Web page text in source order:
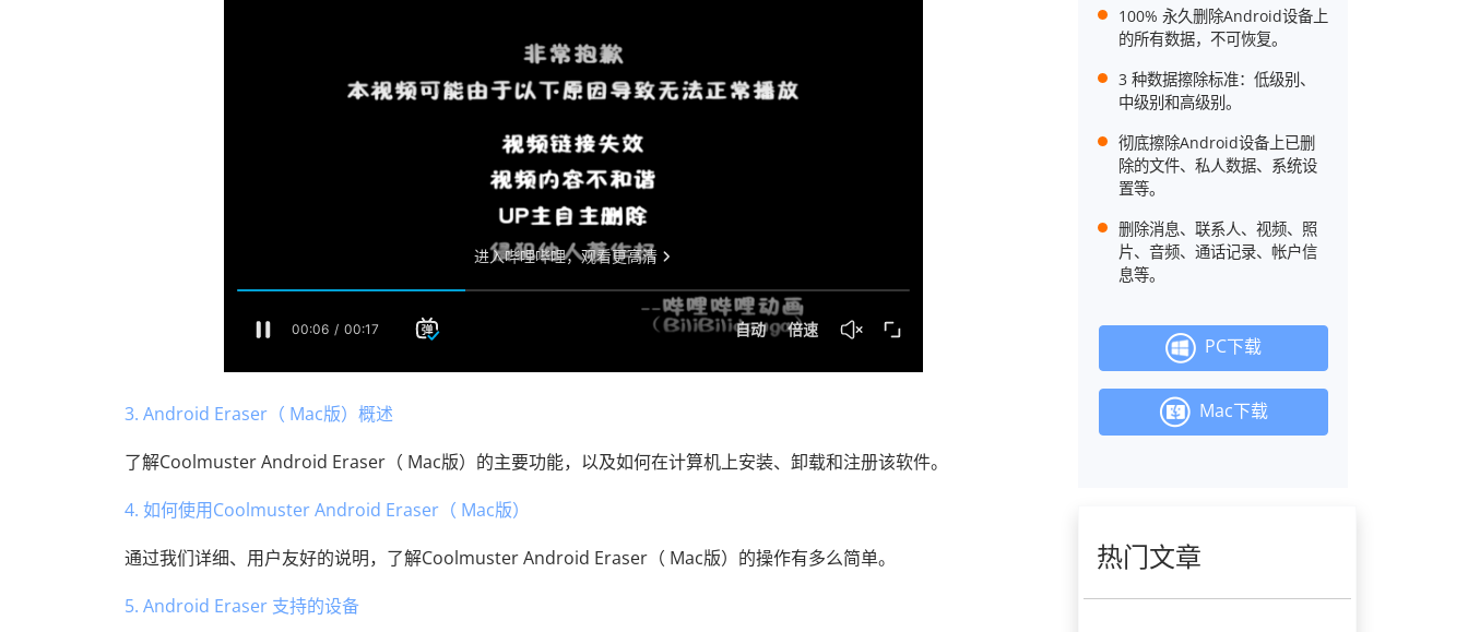
3. Android Eraser（ Mac版）概述
了解Coolmuster Android Eraser（ Mac版）的主要功能，以及如何在计算机上安装、卸载和注册该软件。
4. 如何使用Coolmuster Android Eraser（ Mac版）
通过我们详细、用户友好的说明，了解Coolmuster Android Eraser（ Mac版）的操作有多么简单。
5. Android Eraser 支持的设备
100% 永久删除Android设备上
的所有数据，不可恢复。
3 种数据擦除标准：低级别、
中级别和高级别。
彻底擦除Android设备上已删
除的文件、私人数据、系统设
置等。
删除消息、联系人、视频、照
片、音频、通话记录、帐户信
息等。
PC下载
Mac下载
热门文章